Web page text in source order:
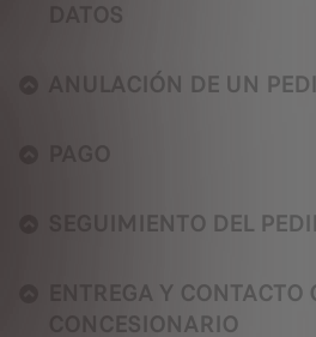
ANULACIÓN DE UN
SEGUIMIENTO DEL
ENTREGA Y CONTACTO
CONCESIONARIO